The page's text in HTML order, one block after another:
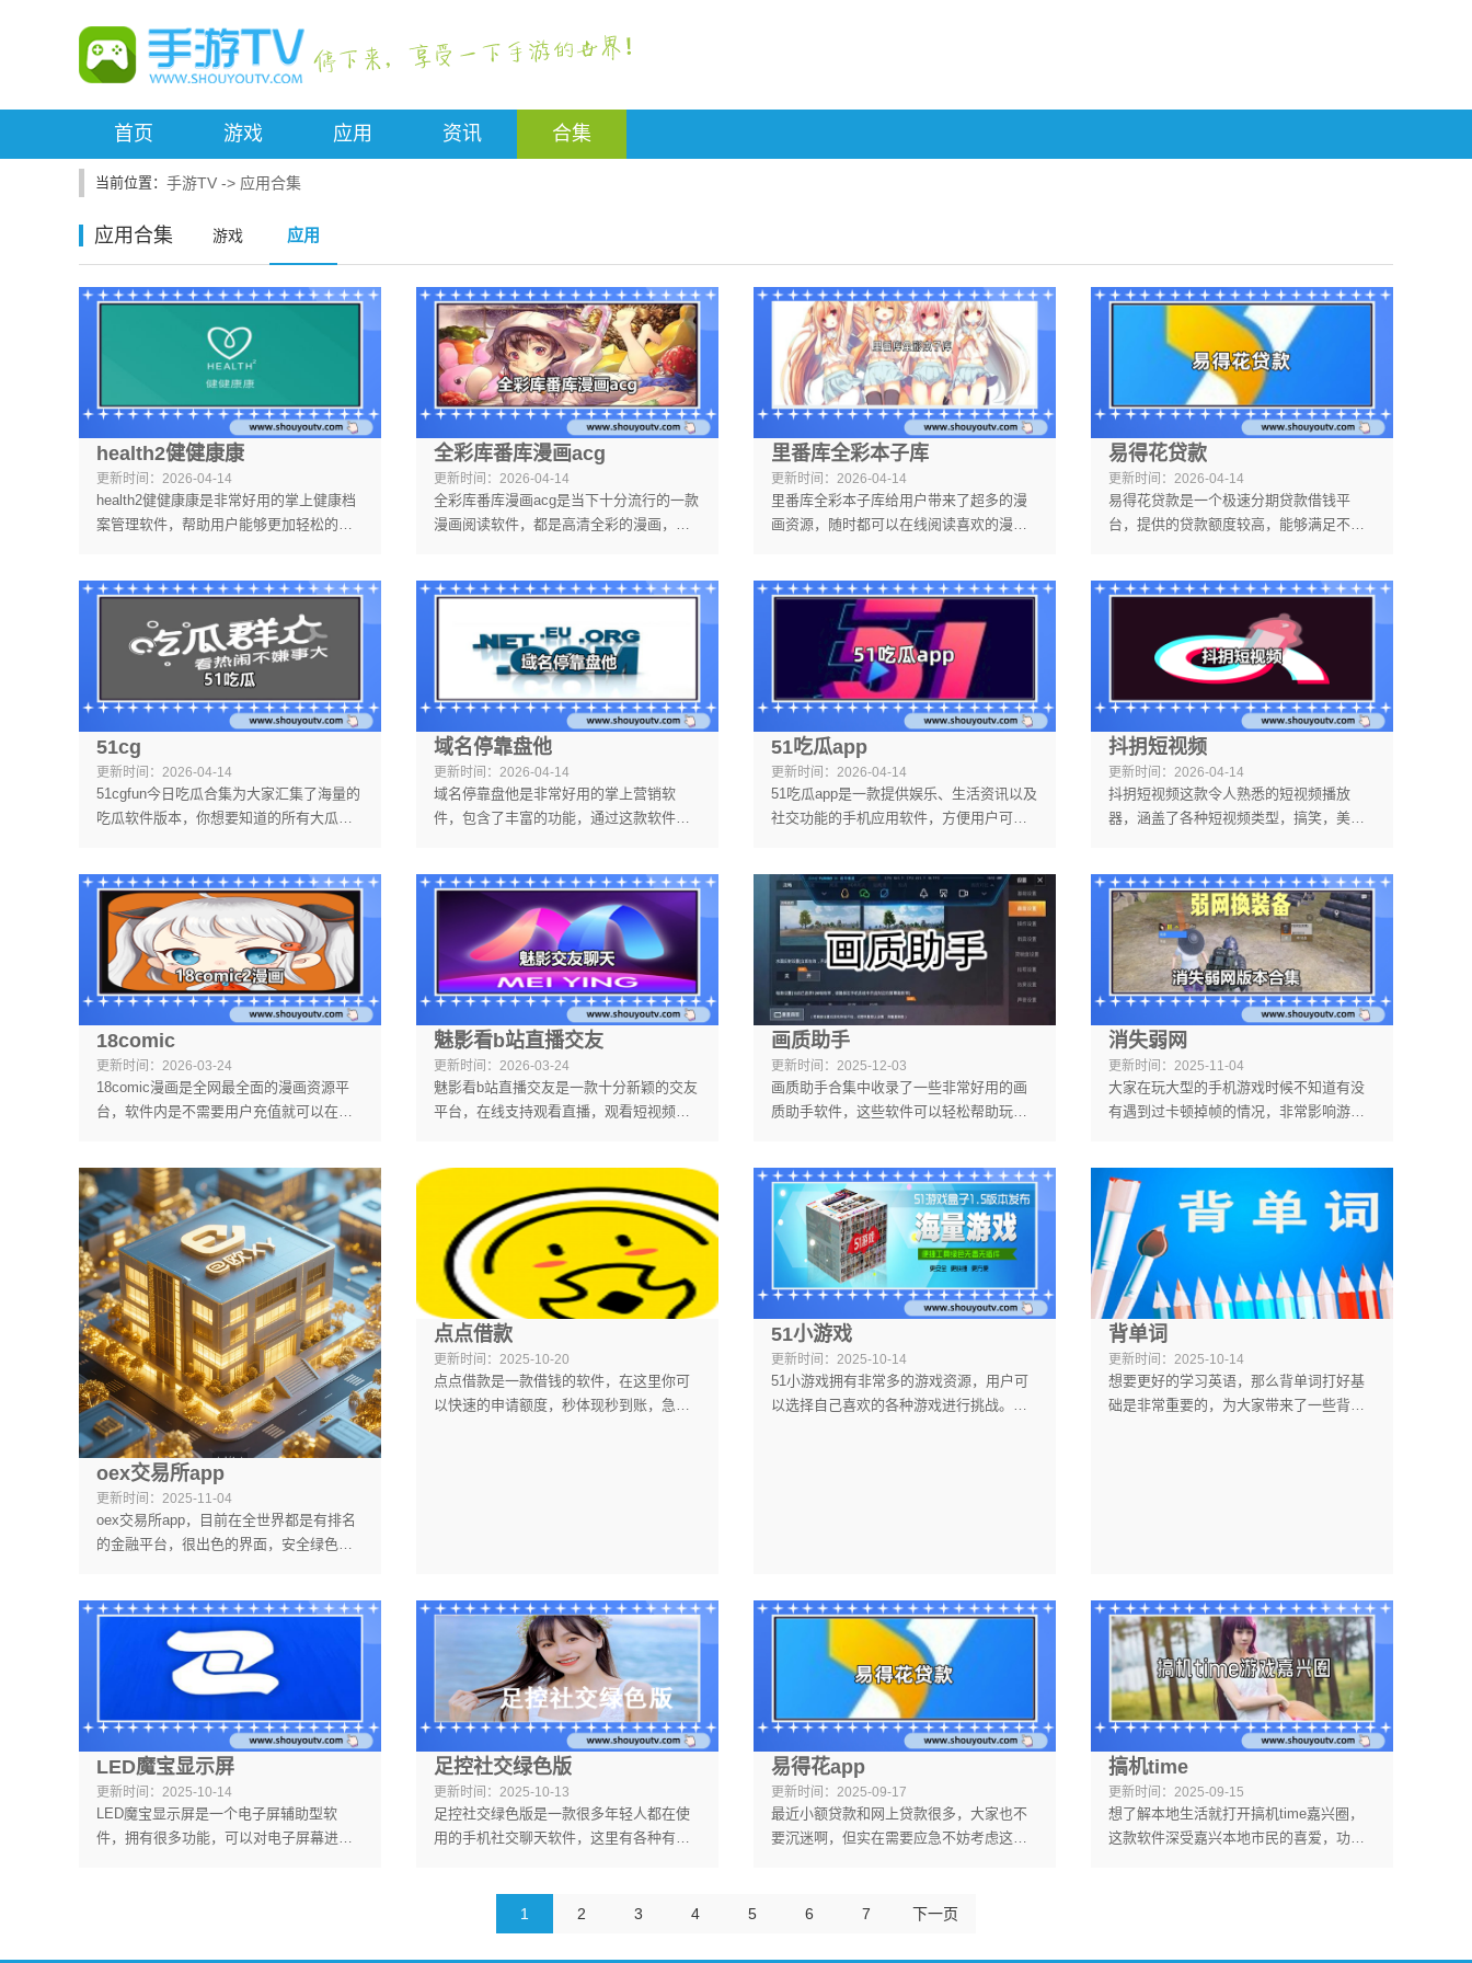
首页 游戏 应用 资讯 合集
手游TV -> 应用合集
应用合集 游戏 应用
health2健健康康
更新时间： 2026-04-14
health2健健康康是非常好用的掌上健康档
案管理软件，帮助用户能够更加轻松的记
况记录在内，并且自动生成体检结果，有
需求的快来下载吧。
全彩库番库漫画acg
更新时间： 2026-04-14
全彩库番库漫画acg是当下十分流行的一款
漫画阅读软件，都是高清全彩的漫画，正
都是免费的，无会员要求，软件更新速度
里番库全彩本子库
更新时间： 2026-04-14
里番库全彩本子库给用户带来了超多的漫
画资源，随时都可以在线阅读喜欢的漫
全都免费提供给用户阅读，给用户打造了
沉浸式的阅读过程哦。
易得花贷款
更新时间： 2026-04-14
易得花贷款是一个极速分期贷款借钱平
台，提供的贷款额度较高，能够满足不同
需求。
51cg
更新时间： 2026-04-14
51cgfun今日吃瓜合集为大家汇集了海量的
吃瓜软件版本，你想要知道的所有大瓜大
能，让大家可以在这里畅所欲言。
域名停靠盘他
更新时间： 2026-04-14
域名停靠盘他是非常好用的掌上营销软
件，包含了丰富的功能，通过这款软件可
功能任用户体验，有需求的用户快快来下
51吃瓜app
更新时间： 2026-04-14
51吃瓜app是一款提供娱乐、生活资讯以及
社交功能的手机应用软件，方便用户可以
抖抈短视频
更新时间： 2026-04-14
抖抈短视频这款令人熟悉的短视频播放
器，涵盖了各种短视频类型，搞笑，美
是大家喜欢看的，在线自由浏览，没有任
何限制，所有的短视频都是高品质的，观
看期间没有广告，带给大家最佳的观看体
验！
18comic
更新时间： 2026-03-24
18comic漫画是全网最全面的漫画资源平
台，软件内是不需要用户充值就可以在线
魅影看b站直播交友
更新时间： 2026-03-24
魅影看b站直播交友是一款十分新颖的交友
平台，在线支持观看直播，观看短视频，
制，在线登录注册个人信息，系统会为你
进行智能化的匹配，让你轻松交友！
画质助手
更新时间： 2025-12-03
画质助手合集中收录了一些非常好用的画
质助手软件，这些软件可以轻松帮助玩家
以轻松带动各种大型手游，是非常好用的
游戏辅助工具。
消失弱网
更新时间： 2025-11-04
大家在玩大型的手机游戏时候不知道有没
有遇到过卡顿掉帧的情况，非常影响游戏
快速给出诊断结果。大家只需要对参数进
行相应的设置就可以优化好网络，让大家
在玩游戏时候不再出现因为网络导致的问
题，软件操作非常简单，新手也容易上手
操作。
oex交易所app
更新时间： 2025-11-04
oex交易所app，目前在全世界都是有排名
的金融平台，很出色的界面，安全绿色无
骤，大家可以根据自己的需求去下载，各
种各样的玩法教程也会提供给大家，非常
的有趣，喜欢本站的小伙伴可以继续关注
点点借款
更新时间： 2025-10-20
点点借款是一款借钱的软件，在这里你可
以快速的申请额度，秒体现秒到账，急用
51小游戏
更新时间： 2025-10-14
51小游戏拥有非常多的游戏资源，用户可
以选择自己喜欢的各种游戏进行挑战。还
背单词
更新时间： 2025-10-14
想要更好的学习英语，那么背单词打好基
础是非常重要的，为大家带来了一些背单
LED魔宝显示屏
更新时间： 2025-10-14
LED魔宝显示屏是一个电子屏辅助型软
件，拥有很多功能，可以对电子屏幕进行
足控社交绿色版
更新时间： 2025-10-13
足控社交绿色版是一款很多年轻人都在使
用的手机社交聊天软件，这里有各种有趣
喜欢的用户快来下载吧。
易得花app
更新时间： 2025-09-17
最近小额贷款和网上贷款很多，大家也不
要沉迷啊，但实在需要应急不妨考虑这款
选择，而且下款很快的，有需要可以下
搞机time
更新时间： 2025-09-15
想了解本地生活就打开搞机time嘉兴圈，
这款软件深受嘉兴本地市民的喜爱，功能
最新最全的资讯，软件中准备了不同的圈
1 2 3 4 5 6 7 下一页